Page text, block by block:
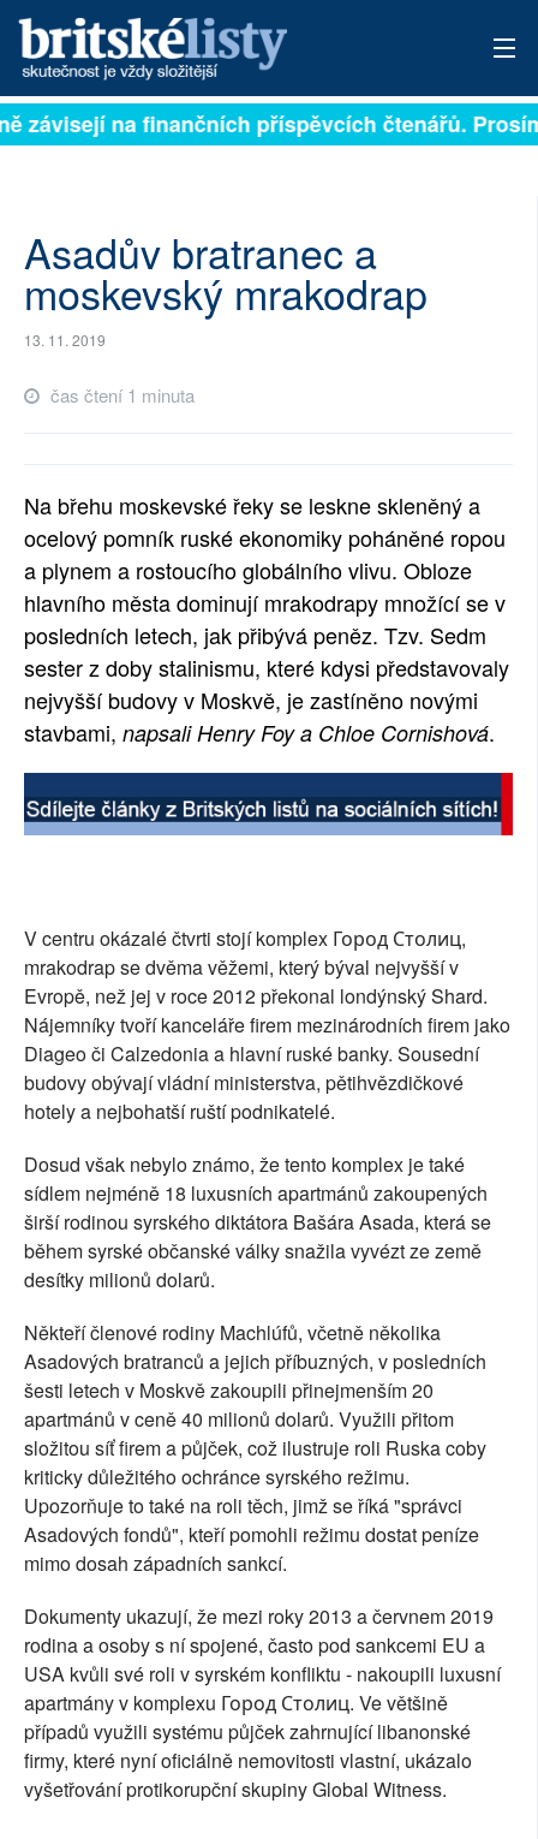
PŘIHLÁSIT
ARCHIV
ROZHOVORY
TÉMATA
NEJČTENĚJŠÍ ZA 7 DNÍ
PŘÍSPĚVKY NA PROVOZ
SOCIÁLNÍ SÍTĚ
RUBRIKY
PLNÁ VERZE STRÁNEK
závisejí na finančních příspěvcích čtenářů.
Asadův bratranec a
moskevský mrakodrap
13. 11. 2019
čas čtení 1 minuta
Na břehu moskevské řeky se leskne skleněný a
ocelový pomník ruské ekonomiky poháněné ropou
a plynem a rostoucího globálního vlivu. Obloze
hlavního města dominují mrakodrapy množící se v
posledních letech, jak přibývá peněz. Tzv. Sedm
sester z doby stalinismu, které kdysi představovaly
nejvyšší budovy v Moskvě, je zastíněno novými
stavbami, napsali Henry Foy a Chloe Cornishová.
V centru okázalé čtvrti stojí komplex Город Столиц,
mrakodrap se dvěma věžemi, který býval nejvyšší v
Evropě, než jej v roce 2012 překonal londýnský Shard.
Nájemníky tvoří kanceláře firem mezinárodních firem jako
Diageo či Calzedonia a hlavní ruské banky. Sousední
budovy obývají vládní ministerstva, pětihvězdičkové
hotely a nejbohatší ruští podnikatelé.
Dosud však nebylo známo, že tento komplex je také
sídlem nejméně 18 luxusních apartmánů zakoupených
širší rodinou syrského diktátora Bašára Asada, která se
během syrské občanské války snažila vyvézt ze země
desítky milionů dolarů.
Někteří členové rodiny Machlúfů, včetně několika
Asadových bratranců a jejich příbuzných, v posledních
šesti letech v Moskvě zakoupili přinejmenším 20
apartmánů v ceně 40 milionů dolarů. Využili přitom
složitou síť firem a půjček, což ilustruje roli Ruska coby
kriticky důležitého ochránce syrského režimu.
Upozorňuje to také na roli těch, jimž se říká "správci
Asadových fondů", kteří pomohli režimu dostat peníze
mimo dosah západních sankcí.
Dokumenty ukazují, že mezi roky 2013 a červnem 2019
rodina a osoby s ní spojené, často pod sankcemi EU a
USA kvůli své roli v syrském konfliktu - nakoupili luxusní
apartmány v komplexu Город Столиц. Ve většině
případů využili systému půjček zahrnující libanonské
firmy, které nyní oficiálně nemovitosti vlastní, ukázalo
vyšetřování protikorupční skupiny Global Witness.